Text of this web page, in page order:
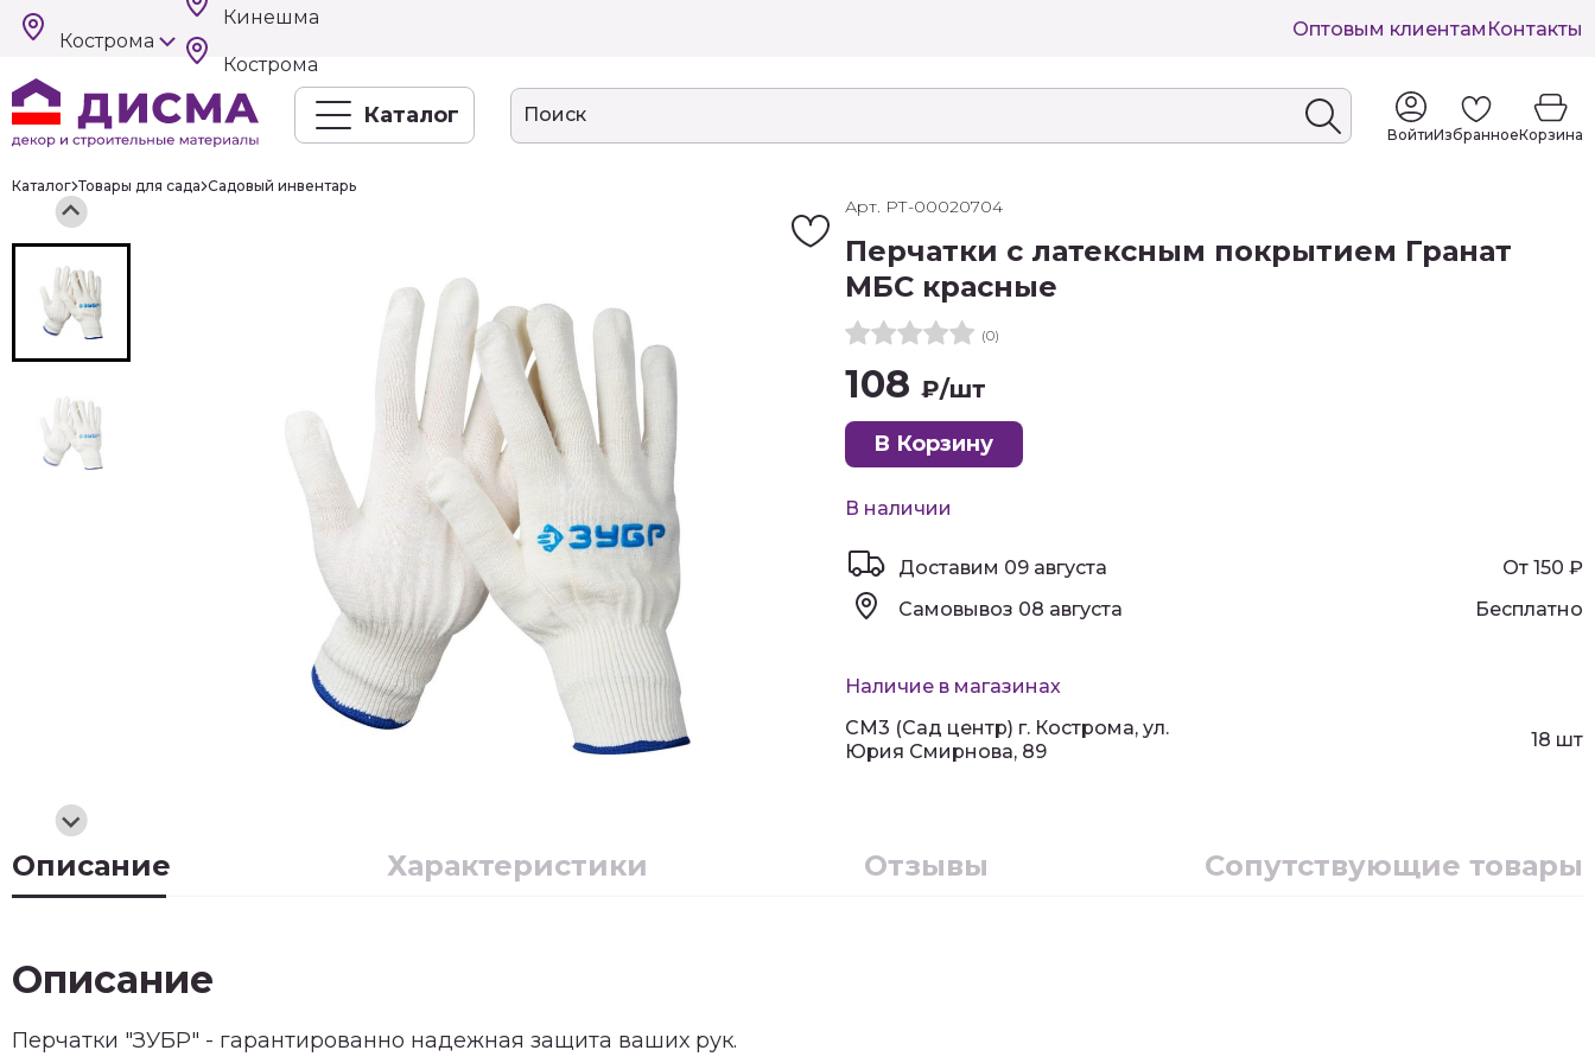
Кострома
Кинешма
Кострома
Оптовым клиентам Контакты
Каталог
ВойтиИзбранноеКорзина
Каталог Товары для сада Садовый инвентарь
Арт. РТ-00020704
Перчатки с латексным покрытием Гранат
МБС красные
(0)
108 ₽/шт
В Корзину
В наличии
Доставим 09 августа От 150 ₽
Самовывоз 08 августа Бесплатно
Наличие в магазинах
СМ3 (Сад центр) г. Кострома, ул.
Юрия Смирнова, 89
18 шт
Описание Характеристики Отзывы Сопутствующие товары
Описание
Перчатки "ЗУБР" - гарантированно надежная защита ваших рук.